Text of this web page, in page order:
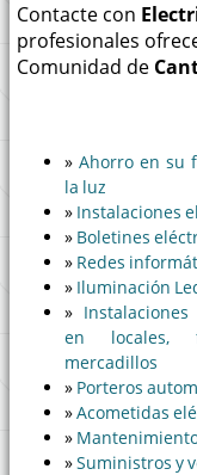
Contacte con
profesionales
Comunidad de
»Ahorro en su
la luz
» Instalaciones
» Boletines
» Redes
» Iluminación
» Instalaciones
en locales,
mercadillos
» Porteros
»Acometidas
»
»Suministros y